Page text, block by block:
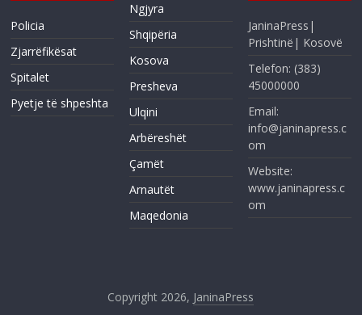
Policia
Zjarrëfikësat
Spitalet
Pyetje të shpeshta
Ngjyra
Shqipëria
Kosova
Presheva
Ulqini
Arbëreshët
Çamët
Arnautët
Maqedonia
JaninaPress|
Prishtinë| Kosovë
Telefon: (383)
45000000
Email:
info@janinapress.c
om
Website:
www.janinapress.c
om
Copyright 2026, JaninaPress